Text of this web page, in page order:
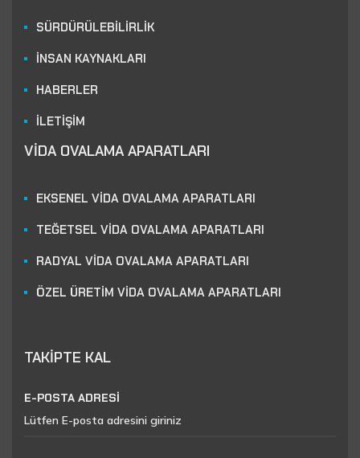
SÜRDÜRÜLEBİLİRLİK
İNSAN KAYNAKLARI
HABERLER
İLETİŞİM
VİDA OVALAMA APARATLARI
EKSENEL VİDA OVALAMA APARATLARI
TEĞETSEL VİDA OVALAMA APARATLARI
RADYAL VİDA OVALAMA APARATLARI
ÖZEL ÜRETİM VİDA OVALAMA APARATLARI
TAKİPTE KAL
E-POSTA ADRESİ